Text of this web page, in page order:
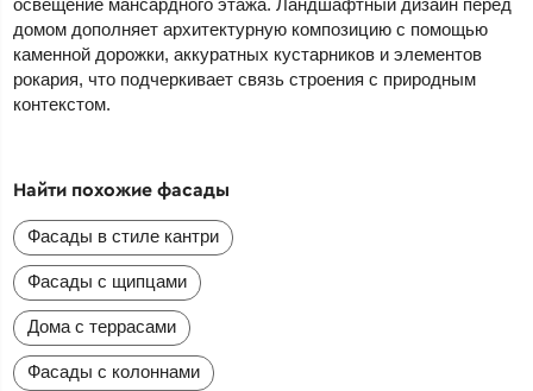
освещение мансардного этажа. Ландшафтный дизайн перед
домом дополняет архитектурную композицию с помощью
каменной дорожки, аккуратных кустарников и элементов
рокария, что подчеркивает связь строения с природным
контекстом.
Найти похожие фасады
Фасады в стиле кантри
Фасады с щипцами
Дома с террасами
Фасады с колоннами